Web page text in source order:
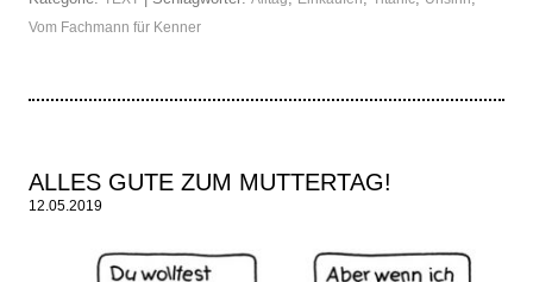
Vom Fachmann für Kenner
ALLES GUTE ZUM MUTTERTAG!
12.05.2019